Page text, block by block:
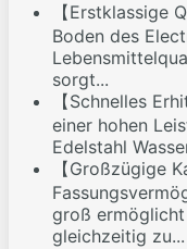
【Erstklassige
Boden des
sorgt...
【Schnelles
einer hohen
Edelstahl
【Großzügige
groß ermöglicht
gleichzeitig zu...